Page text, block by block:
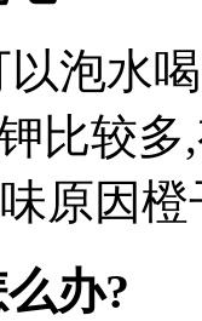
泡水
比较
原因
办?